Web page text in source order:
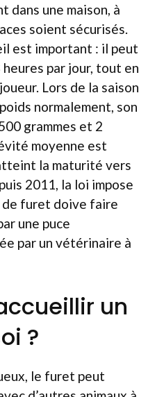
dans une maison, à
soient sécurisés.
est important : il peut
par jour, tout en
Lors de la saison
normalement, son
grammes et 2
moyenne est
la maturité vers
2011, la loi impose
furet doive faire
une puce
par un vétérinaire à
un
?
le furet peut